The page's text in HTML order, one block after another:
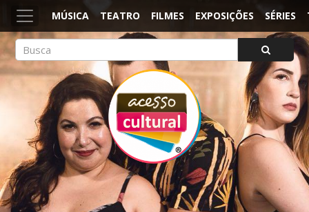
MÚSICA TEATRO FILMES EXPOSIÇÕES SÉRIES
ACESSO CULTURAL
Arte, Cultura Pop e Entretenimento